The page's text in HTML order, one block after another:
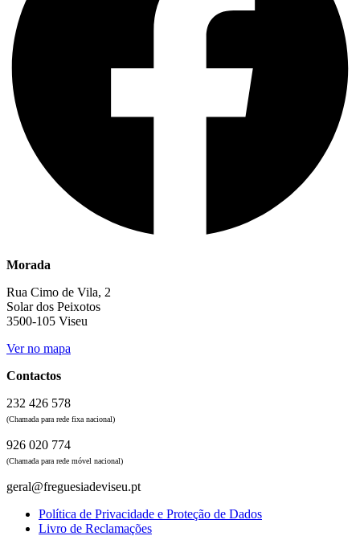
Morada
Rua Cimo de Vila, 2
Solar dos Peixotos
3500-105 Viseu
Ver no mapa
Contactos
232 426 578
(Chamada para rede fixa nacional)
926 020 774
(Chamada para rede móvel nacional)
geral@freguesiadeviseu.pt
Política de Privacidade e Proteção de Dados
Livro de Reclamações